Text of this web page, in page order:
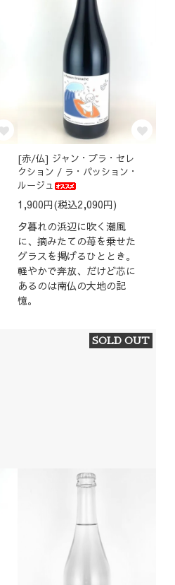
[赤/仏] ジャン・プラ・セレ
クション / ラ・パッション・
ルージュ
1,900円(税込2,090円)
夕暮れの浜辺に吹く潮風
に、摘みたての苺を乗せた
グラスを掲げるひととき。
軽やかで奔放、だけど芯に
あるのは南仏の大地の記
憶。
SOLD OUT